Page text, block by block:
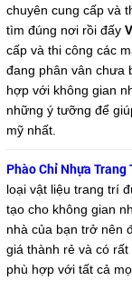
chuyên cung cấp và
tìm đúng nơi rồi đấy
cấp và thi công các
đang phân vân chưa
hợp với không gian
những ý tưỡng để
mỹ nhất.
Phào Chỉ Nhựa Trang
loại vật liệu trang trí
tạo cho không gian
nhà của bạn trở nên
giá thành rẻ và có
phù hợp với tất cả